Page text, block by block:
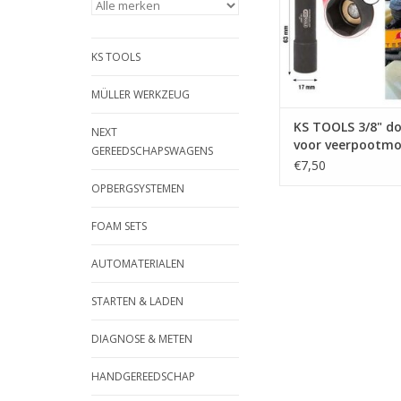
KS TOOLS
MÜLLER WERKZEUG
NEXT
GEREEDSCHAPSWAGENS
OPBERGSYSTEMEN
FOAM SETS
AUTOMATERIALEN
STARTEN & LADEN
DIAGNOSE & METEN
HANDGEREEDSCHAP
volgens DIN 3120 /
kogelvangsleuf | -
- chroom
TOEVOEGEN AAN
KS TOOLS 3/8"
voor
voor Tesla,
€7,50